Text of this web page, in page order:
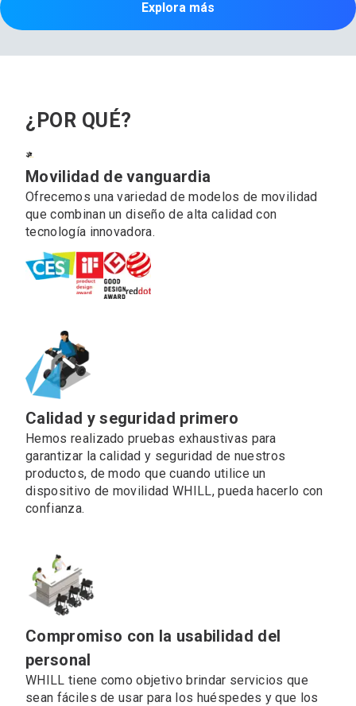
Explora más
¿POR QUÉ?
Movilidad de vanguardia
Ofrecemos una variedad de modelos de movilidad
que combinan un diseño de alta calidad con
tecnología innovadora.
Calidad y seguridad primero
Hemos realizado pruebas exhaustivas para
garantizar la calidad y seguridad de nuestros
productos, de modo que cuando utilice un
dispositivo de movilidad WHILL, pueda hacerlo con
confianza.
Compromiso con la usabilidad del
personal
WHILL tiene como objetivo brindar servicios que
sean fáciles de usar para los huéspedes y que los